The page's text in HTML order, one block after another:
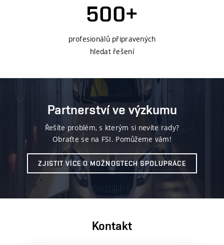
500+
profesionálů připravených
hledat řešení
Partnerství ve výzkumu
Řešíte problém, s kterým si nevíte rady?
Obraťte se na FSI. Pomůžeme vám!
ZJISTIT VÍCE O MOŽNOSTECH SPOLUPRÁCE
Kontakt